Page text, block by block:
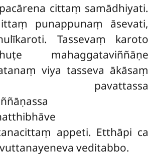
cittaṃ samādhiyati.
punappunaṃ āsevati,
Tassevaṃ karoto
mahaggataviññāṇe
viya tasseva ākāsaṃ
pavattassa
appeti. Etthāpi ca
veditabbo.